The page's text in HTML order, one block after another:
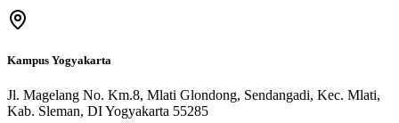
Kampus Yogyakarta
Jl. Magelang No. Km.8, Mlati Glondong, Sendangadi, Kec. Mlati,
Kab. Sleman, DI Yogyakarta 55285